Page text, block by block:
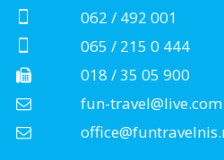
062 / 492 001
065 / 215 0 444
018 / 35 05 900
fun-travel@live.com